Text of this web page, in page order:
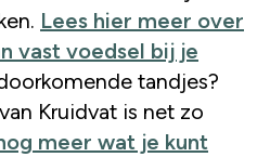
Lees hier meer over
vast voedsel bij je
tandjes?
Kruidvat is net zo
meer wat je kunt